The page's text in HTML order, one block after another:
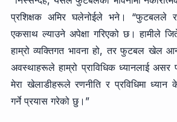
प्रशिक्षक अमिर घलेनोईले भने। “फुटबलले
एकसाथ ल्याउने अपेक्षा गरिएको छ। हामीले
हाम्रो व्यक्तिगत भावना हो, तर फुटबल खेल
अवस्थाहरूले हाम्रो प्राविधिक ध्यानलाई
मेरा खेलाडीहरूले रणनीति र प्रविधिमा ध्यान
गर्ने प्रयास गरेको छु।”